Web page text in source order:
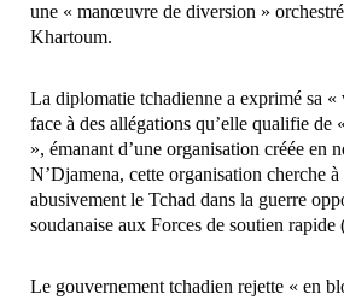
une « manœuvre de diversion »
Khartoum.
La diplomatie tchadienne a exprimé sa
face à des allégations qu’elle qualifie de
», émanant d’une organisation créée en
N’Djamena, cette organisation cherche
abusivement le Tchad dans la guerre
soudanaise aux Forces de soutien rapide
Le gouvernement tchadien rejette « en